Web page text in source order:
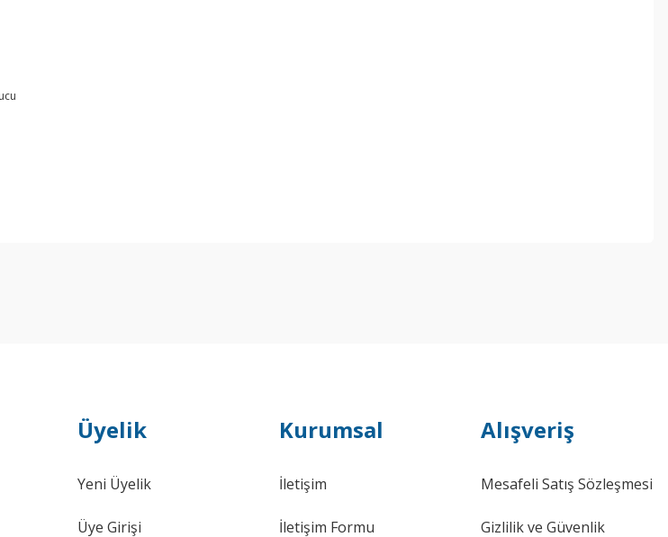
Üyelik
Yeni Üyelik
Üye Girişi
Kurumsal
İletişim
İletişim Formu
Alışveriş
Mesafeli Satış Sözleşmesi
Gizlilik ve Güvenlik